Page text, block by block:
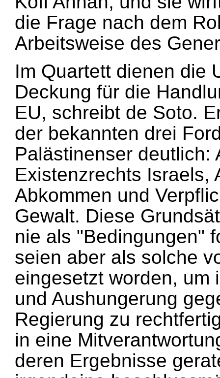
die Frage nach dem
Arbeitsweise des
Im Quartett dienen die
Deckung für die
EU, schreibt de Soto.
der bekannten drei
Palästinenser deutlich:
Existenzrechts Israels,
Abkommen und
Gewalt. Diese
nie als "Bedingungen"
seien aber als solche
eingesetzt worden, um
und Aushungerung
Regierung zu
in eine
deren Ergebnisse